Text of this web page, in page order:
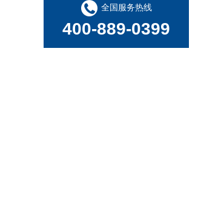
全国服务热线
400-889-0399